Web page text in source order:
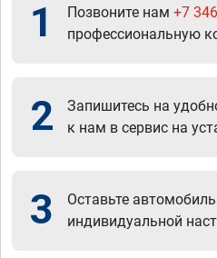
1 Позвоните нам +7
профессиональную
2
Запишитесь на
к нам в сервис на
3
Оставьте
индивидуальной